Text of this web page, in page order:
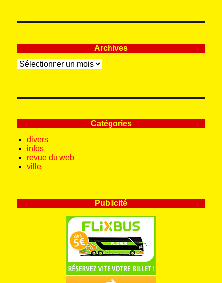
Archives
Archives
Catégories
divers
infos
revue du web
ville